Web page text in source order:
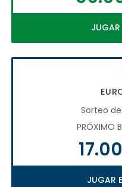
Sorteo
PRÓXIMO
JUGAR